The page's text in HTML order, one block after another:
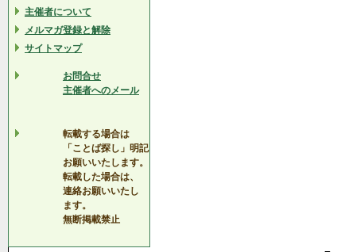
主催者について
メルマガ登録と解除
サイトマップ
お問合せ
主催者へのメール
転載する場合は
「ことば探し」明記
お願いいたします。
転載した場合は、
連絡お願いいたし
ます。
無断掲載禁止